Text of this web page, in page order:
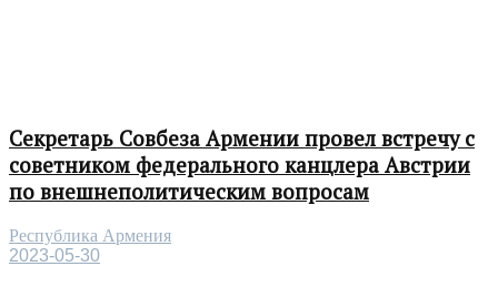
Секретарь Совбеза Армении провел встречу с
советником федерального канцлера Австрии
по внешнеполитическим вопросам
Республика Армения
2023-05-30